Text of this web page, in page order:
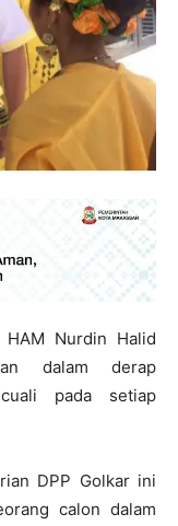
Nurdin Halid
dalam derap
pada setiap
DPP Golkar ini
calon dalam